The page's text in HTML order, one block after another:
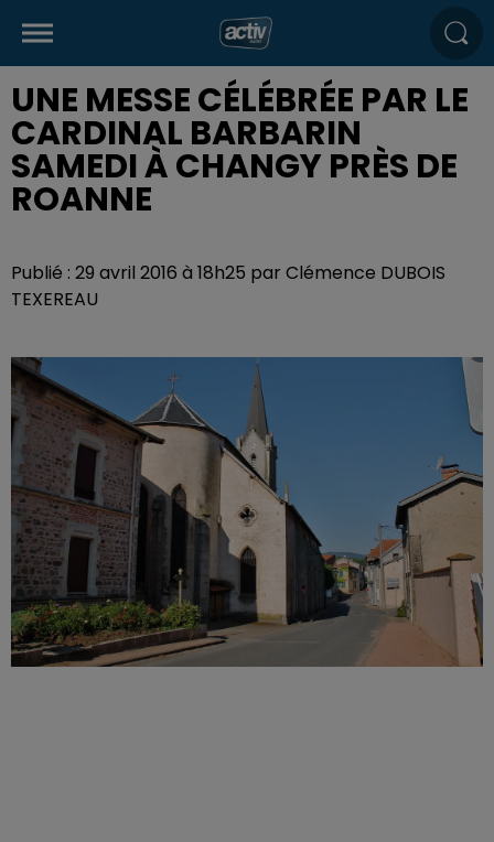
UNE MESSE CÉLÉBRÉE PAR LE
CARDINAL BARBARIN
SAMEDI À CHANGY PRÈS DE
ROANNE
Publié : 29 avril 2016 à 18h25 par Clémence DUBOIS
TEXEREAU